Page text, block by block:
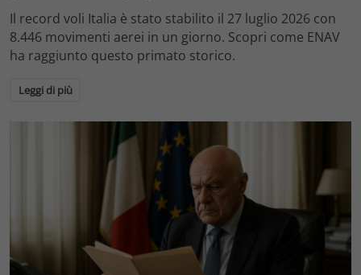
Il record voli Italia è stato stabilito il 27 luglio 2026 con
8.446 movimenti aerei in un giorno. Scopri come ENAV
ha raggiunto questo primato storico.
Leggi di più